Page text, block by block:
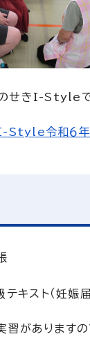
せきI-Styleで
Style令和６年
キスト（妊娠
がありますの